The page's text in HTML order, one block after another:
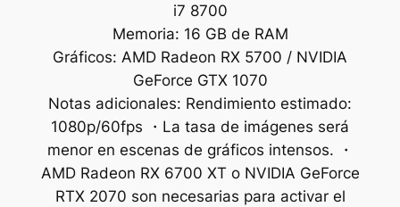
i7 8700
Memoria: 16 GB de RAM
Gráficos: AMD Radeon RX 5700 / NVIDIA
GeForce GTX 1070
Notas adicionales: Rendimiento estimado:
1080p/60fps ・La tasa de imágenes será
menor en escenas de gráficos intensos. ・
AMD Radeon RX 6700 XT o NVIDIA GeForce
RTX 2070 son necesarias para activar el